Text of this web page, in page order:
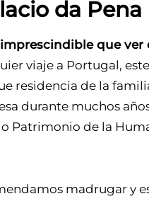
da Pena
imprescindible que ver
viaje a Portugal,
residencia de la
durante muchos
Patrimonio de la
madrugar y